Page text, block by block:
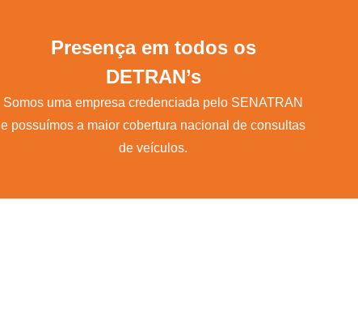
Presença em todos os
DETRAN’s
Somos uma empresa credenciada pelo SENATRAN
e possuímos a maior cobertura nacional de consultas
de veículos.